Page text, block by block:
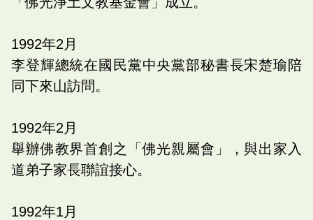
1992年2 月
李登輝總統在國民黨中央黨部秘書長宋楚瑜陪
同下來山訪問。
1992年2 月
舉辦佛教界首創之「佛光親屬會」，與出家入
道弟子家長聯誼接心。
1992年1 月